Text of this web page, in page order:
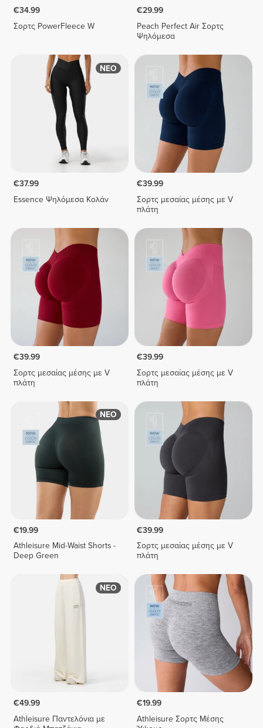
€34.99
Σορτς PowerFleece W
€29.99
Peach Perfect Air Σορτς
Ψηλόμεσα
ΝΕΟ
€37.99
Essence Ψηλόμεσα Κολάν
€39.99
Σορτς μεσαίας μέσης με V
πλάτη
€39.99
Σορτς μεσαίας μέσης με V
πλάτη
€39.99
Σορτς μεσαίας μέσης με V
πλάτη
ΝΕΟ
€19.99
Athleisure Mid-Waist Shorts -
Deep Green
€39.99
Σορτς μεσαίας μέσης με V
πλάτη
ΝΕΟ
€49.99
Athleisure Παντελόνια με
€19.99
Athleisure Σορτς Μέσης